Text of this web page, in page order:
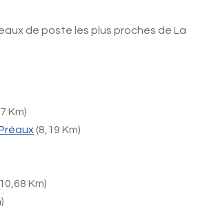
de poste les plus proches de La
Km)
(8,19 Km)
Km)